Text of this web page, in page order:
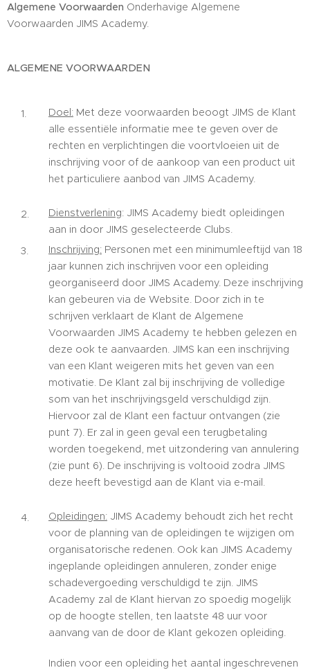
Algemene Voorwaarden Onderhavige Algemene
Voorwaarden JIMS Academy.
ALGEMENE VOORWAARDEN
Doel: Met deze voorwaarden beoogt JIMS de Klant
alle essentiële informatie mee te geven over de
rechten en verplichtingen die voortvloeien uit de
inschrijving voor of de aankoop van een product uit
het particuliere aanbod van JIMS Academy.
Dienstverlening: JIMS Academy biedt opleidingen
aan in door JIMS geselecteerde Clubs.
Inschrijving: Personen met een minimumleeftijd van 18
jaar kunnen zich inschrijven voor een opleiding
georganiseerd door JIMS Academy. Deze inschrijving
kan gebeuren via de Website. Door zich in te
schrijven verklaart de Klant de Algemene
Voorwaarden JIMS Academy te hebben gelezen en
deze ook te aanvaarden. JIMS kan een inschrijving
van een Klant weigeren mits het geven van een
motivatie. De Klant zal bij inschrijving de volledige
som van het inschrijvingsgeld verschuldigd zijn.
Hiervoor zal de Klant een factuur ontvangen (zie
punt 7). Er zal in geen geval een terugbetaling
worden toegekend, met uitzondering van annulering
(zie punt 6). De inschrijving is voltooid zodra JIMS
deze heeft bevestigd aan de Klant via e-mail.
Opleidingen: JIMS Academy behoudt zich het recht
voor de planning van de opleidingen te wijzigen om
organisatorische redenen. Ook kan JIMS Academy
ingeplande opleidingen annuleren, zonder enige
schadevergoeding verschuldigd te zijn. JIMS
Academy zal de Klant hiervan zo spoedig mogelijk
op de hoogte stellen, ten laatste 48 uur voor
aanvang van de door de Klant gekozen opleiding.
Indien voor een opleiding het aantal ingeschrevenen